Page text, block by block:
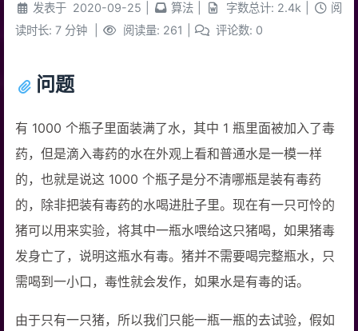
发表于 2020-09-25 算法 字数总计: 2.4k
阅
读时长: 7 分钟 阅读量: 261 评论数: 0
问题
有 1000 个瓶子里面装满了水，其中 1 瓶里面被加入了毒
药，但是滴入毒药的水在外观上看和普通水是一模一样
的，也就是说这 1000 个瓶子是分不清哪瓶是装有毒药
的，除非把装有毒药的水喝进肚子里。现在有一只可怜的
猪可以用来实验，将其中一瓶水喂给这只猪喝，如果猪毒
发身亡了，说明这瓶水有毒。猪并不需要喝完整瓶水，只
需喝到一小口，毒性就会发作，如果水是有毒的话。
由于只有一只猪，所以我们只能一瓶一瓶的去试验，假如